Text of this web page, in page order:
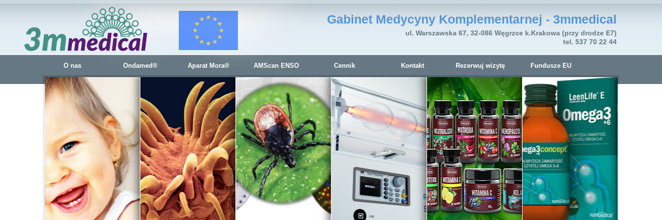
O nas Ondamed® Aparat Mora® AMScan ENSO Cennik Kontakt Rezerwuj wizytę Fundusze EU
Gabinet Medycyny Komplementarnej - 3mmedical
ul. Warszawska 67, 32-086 Węgrzce k.Krakowa (przy drodze E7)
tel. 537 70 22 44